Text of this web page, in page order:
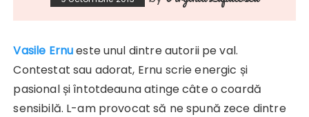
Vasile Ernueste unul dintre autorii pe val.
Contestat sau adorat, Ernu scrie energic și
pasional și întotdeauna atinge câte o coardă
sensibilă. L-am provocat să ne spună zece dintre